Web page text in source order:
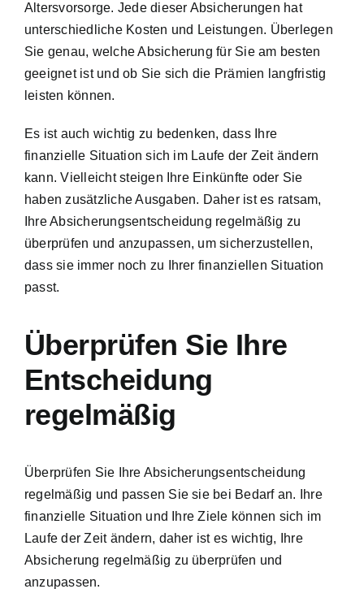
Altersvorsorge. Jede dieser Absicherungen hat
unterschiedliche Kosten und Leistungen. Überlegen
Sie genau, welche Absicherung für Sie am besten
geeignet ist und ob Sie sich die Prämien langfristig
leisten können.
Es ist auch wichtig zu bedenken, dass Ihre
finanzielle Situation sich im Laufe der Zeit ändern
kann. Vielleicht steigen Ihre Einkünfte oder Sie
haben zusätzliche Ausgaben. Daher ist es ratsam,
Ihre Absicherungsentscheidung regelmäßig zu
überprüfen und anzupassen, um sicherzustellen,
dass sie immer noch zu Ihrer finanziellen Situation
passt.
Überprüfen Sie Ihre
Entscheidung
regelmäßig
Überprüfen Sie Ihre Absicherungsentscheidung
regelmäßig und passen Sie sie bei Bedarf an. Ihre
finanzielle Situation und Ihre Ziele können sich im
Laufe der Zeit ändern, daher ist es wichtig, Ihre
Absicherung regelmäßig zu überprüfen und
anzupassen.